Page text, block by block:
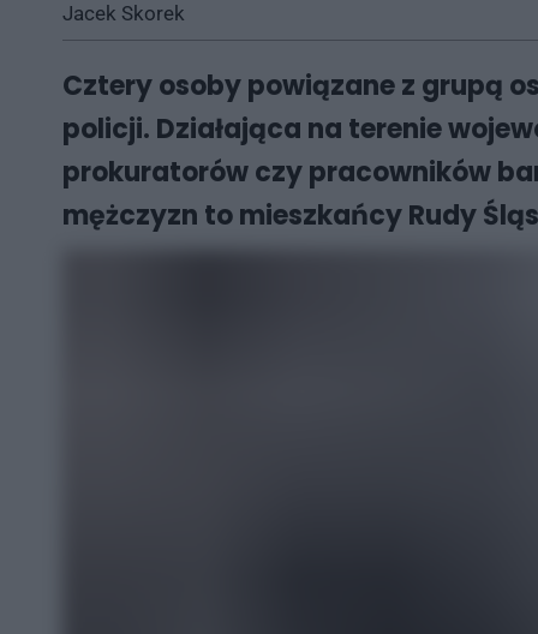
Jacek Skorek
Cztery osoby powiązane z grupą
policji. Działająca na terenie
prokuratorów czy pracowników
mężczyzn to mieszkańcy Rudy